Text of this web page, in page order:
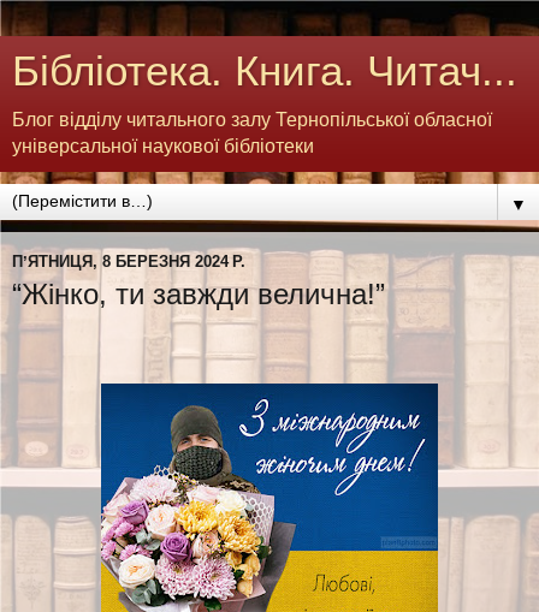
Бібліотека. Книга. Читач...
Блог відділу читального залу Тернопільської обласної
універсальної наукової бібліотеки
▼
ПʼЯТНИЦЯ, 8 БЕРЕЗНЯ 2024 Р.
“Жінко, ти завжди велична!”